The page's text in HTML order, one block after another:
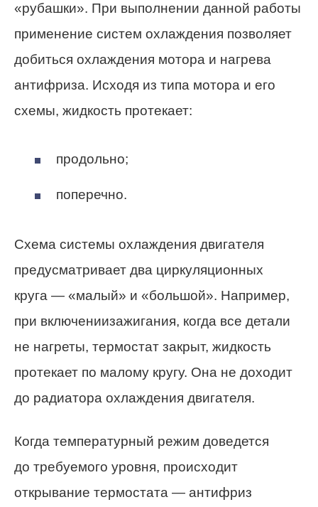
«рубашки». При выполнении данной работы
применение систем охлаждения позволяет
добиться охлаждения мотора и нагрева
антифриза. Исходя из типа мотора и его
схемы, жидкость протекает:
продольно;
поперечно.
Схема системы охлаждения двигателя
предусматривает два циркуляционных
круга — «малый» и «большой». Например,
при включениизажигания, когда все детали
не нагреты, термостат закрыт, жидкость
протекает по малому кругу. Она не доходит
до радиатора охлаждения двигателя.
Когда температурный режим доведется
до требуемого уровня, происходит
открывание термостата — антифриз